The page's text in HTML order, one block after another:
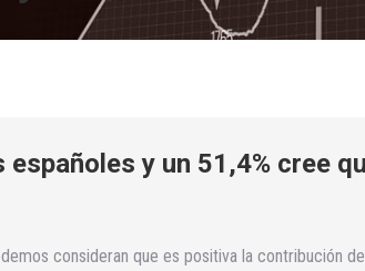
y un 51,4% cree
consideran que es positiva la contribución